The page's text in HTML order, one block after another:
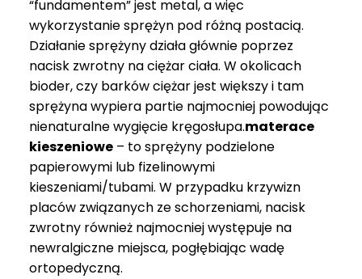
“fundamentem” jest metal, a więc
wykorzystanie sprężyn pod różną postacią.
Działanie sprężyny działa głównie poprzez
nacisk zwrotny na ciężar ciała. W okolicach
bioder, czy barków ciężar jest większy i tam
sprężyna wypiera partie najmocniej powodując
nienaturalne wygięcie kręgosłupa.materace
kieszeniowe – to sprężyny podzielone
papierowymi lub fizelinowymi
kieszeniami/tubami. W przypadku krzywizn
placów związanych ze schorzeniami, nacisk
zwrotny również najmocniej występuje na
newralgiczne miejsca, pogłębiając wadę
ortopedyczną.